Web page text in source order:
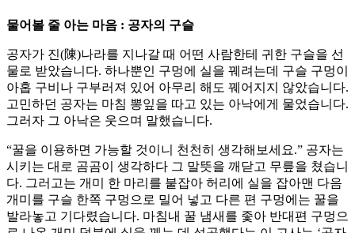
물어볼 줄 아는 마음 : 공자의 구슬
공자가 진(陳)나라를 지나갈 때 어떤 사람한테 귀한 구슬을 선
물로 받았습니다. 하나뿐인 구멍에 실을 꿰려는데 구슬 구멍이
아홉 구비나 구부러져 있어 아무리 해도 꿰어지지 않았습니다.
고민하던 공자는 마침 뽕잎을 따고 있는 아낙에게 물었습니다.
그러자 그 아낙은 웃으며 말했습니다.
“꿀을 이용하면 가능할 것이니 천천히 생각해보세요.” 공자는
시키는 대로 곰곰이 생각하다 그 말뜻을 깨닫고 무릎을 쳤습니
다. 그러고는 개미 한 마리를 붙잡아 허리에 실을 잡아맨 다음
개미를 구슬 한쪽 구멍으로 밀어 넣고 다른 편 구멍에는 꿀을
발라놓고 기다렸습니다. 마침내 꿀 냄새를 좇아 반대편 구멍으